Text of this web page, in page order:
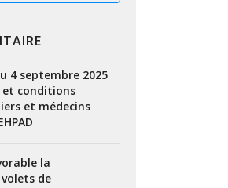
4 septembre 2025
conditions
et médecins
la
de